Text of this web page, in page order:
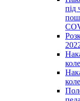
під